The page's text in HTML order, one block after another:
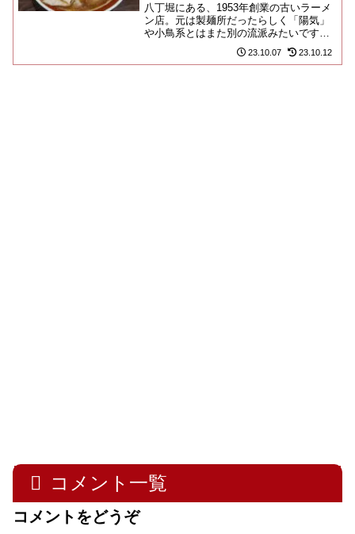
八丁堀にある、1953年創業の古いラーメ
ン店。元は製麺所だったらしく「陽気」
や小鳥系とはまた別の流派みたいです
よ。白鳥通りの一本裏手。金融や官公庁
が建ち並ぶオフィス街に立地...
23.10.07 23.10.12
コメント一覧
コメントをどうぞ